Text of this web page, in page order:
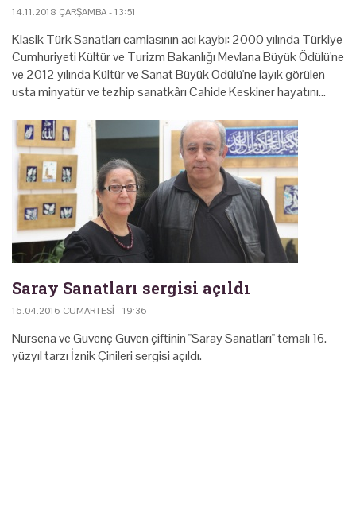
14.11.2018 ÇARŞAMBA - 13:51
Klasik Türk Sanatları camiasının acı kaybı: 2000 yılında Türkiye
Cumhuriyeti Kültür ve Turizm Bakanlığı Mevlana Büyük Ödülü'ne
ve 2012 yılında Kültür ve Sanat Büyük Ödülü'ne layık görülen
usta minyatür ve tezhip sanatkârı Cahide Keskiner hayatını…
Saray Sanatları sergisi açıldı
16.04.2016 CUMARTESI - 19:36
Nursena ve Güvenç Güven çiftinin "Saray Sanatları" temalı 16.
yüzyıl tarzı İznik Çinileri sergisi açıldı.